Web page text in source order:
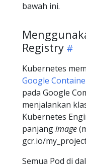
bawah ini.
Registry
Kubernetes
Google
pada Google
menjalankan
Kubernetes
panjangimage
gcr.io/
Semua Pod di